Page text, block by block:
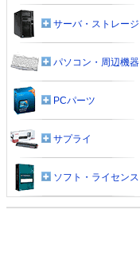
サーバ・ストレージ
パソコン・周辺機器
PCパーツ
サプライ
ソフト・ライセンス